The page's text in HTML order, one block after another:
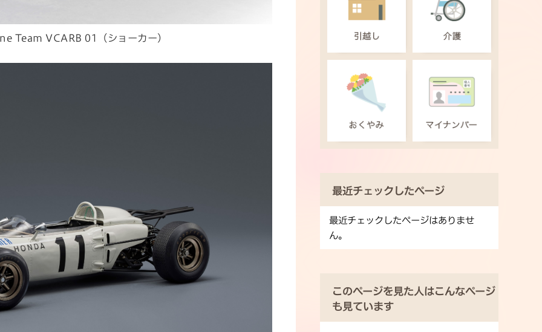
Team VCARB 01（ショーカー）
最近チェックしたページ
最近チェックしたページはありませ
ん。
このページを見た人はこんなページ
も見ています